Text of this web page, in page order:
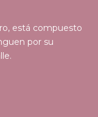
está compuesto
por su